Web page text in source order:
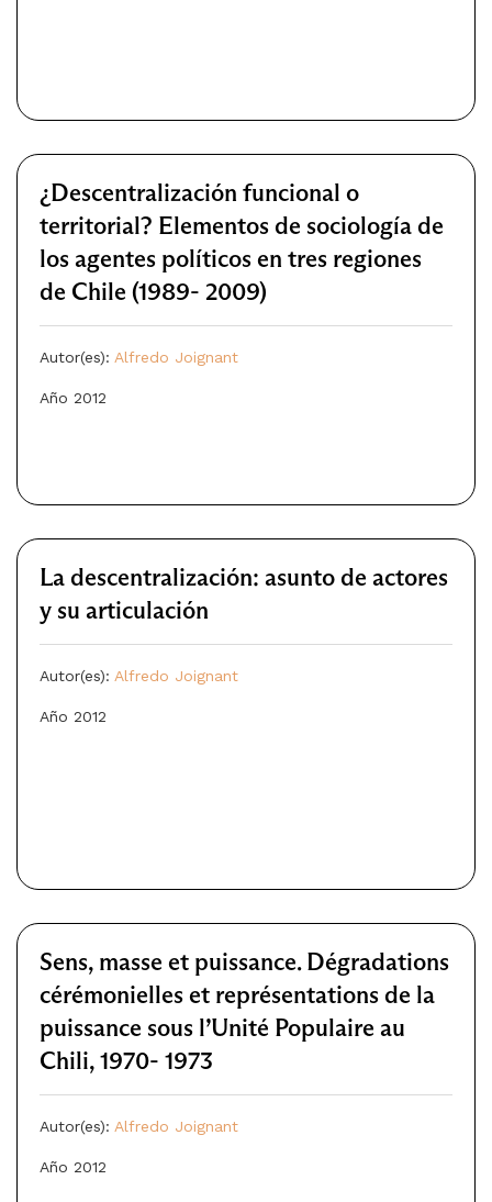
¿Descentralización funcional o
territorial? Elementos de sociología de
los agentes políticos en tres regiones
de Chile (1989- 2009)
Autor(es): Alfredo Joignant
Año 2012
La descentralización: asunto de actores
y su articulación
Autor(es): Alfredo Joignant
Año 2012
Sens, masse et puissance. Dégradations
cérémonielles et représentations de la
puissance sous l’Unité Populaire au
Chili, 1970- 1973
Autor(es): Alfredo Joignant
Año 2012